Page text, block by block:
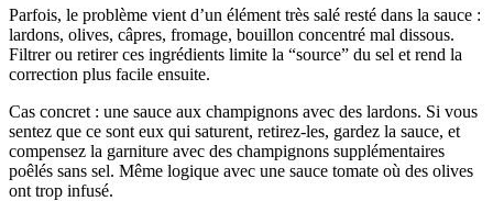
Parfois, le problème vient d’un élément très salé resté dans la sauce :
lardons, olives, câpres, fromage, bouillon concentré mal dissous.
Filtrer ou retirer ces ingrédients limite la “source” du sel et rend la
correction plus facile ensuite.
Cas concret : une sauce aux champignons avec des lardons. Si vous
sentez que ce sont eux qui saturent, retirez-les, gardez la sauce, et
compensez la garniture avec des champignons supplémentaires
poêlés sans sel. Même logique avec une sauce tomate où des olives
ont trop infusé.